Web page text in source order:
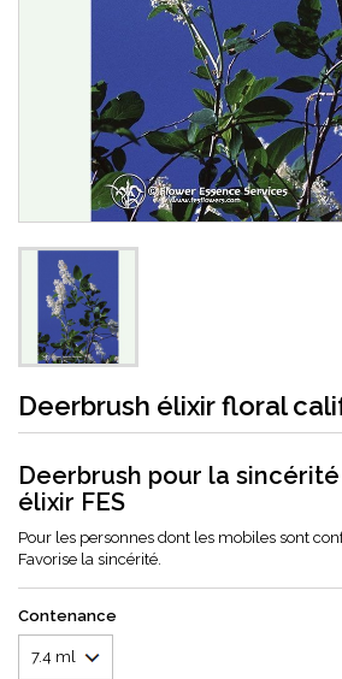
Deerbrush élixir floral
Deerbrush pour la
élixir FES
Pour les personnes dont les mobiles sont
Favorise la sincérité.
Contenance